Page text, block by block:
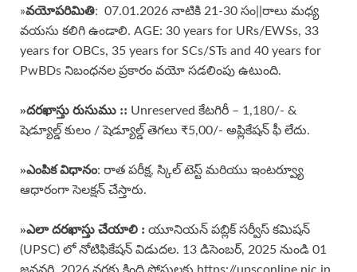
»వయోపరిమితి: 07.01.2026 నాటికి 21-30 సం||రాలు మధ్య
వయసు కలిగి ఉండాలి. AGE: 30 years for URs/EWSs, 33
years for OBCs, 35 years for SCs/STs and 40 years for
PwBDs నిబంధనల ప్రకారం వయో సడలింపు ఉటుంది.
»దరఖాస్తు రుసుము :: Unreserved కేటగిరీ – 1,180/- &
షెడ్యూల్డ్ కులం / షెడ్యూల్డ్ తెగలు ₹5,00/- అప్లికేషన్ ఫీ లేదు.
»ఎంపిక విధానం: రాత పరీక్ష, స్కిల్ టెస్ట్ మరియు ఇంటర్వ్యూ
ఆధారంగా సెలక్షన్ చేస్తారు.
»ఎలా దరఖాస్తు చేయాలి : యూనియన్ పబ్లిక్ సర్వీస్ కమిషన్
(UPSC) లో నోటిఫికేషన్ విడుదల. 13 డిసెంబర్, 2025 నుండి 01